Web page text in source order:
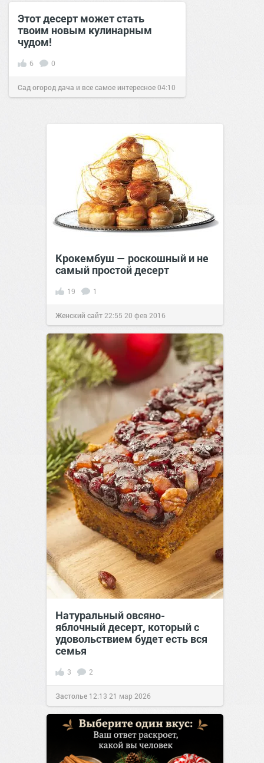
Этот десерт может стать
твоим новым кулинарным
чудом!
6 0
Сад огород дача и все самое интересное04:10
Крокембуш — роскошный и не
самый простой десерт
19 1
Женский сайт 22:55 20 фев 2016
Натуральный овсяно-
яблочный десерт, который с
удовольствием будет есть вся
семья
3 2
Застолье 12:13 21 мар 2026